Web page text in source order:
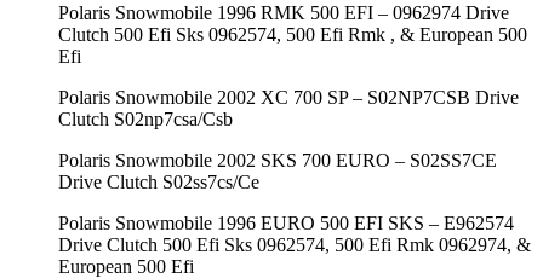
Polaris Snowmobile 1996 RMK 500 EFI – 0962974 Drive
Clutch 500 Efi Sks 0962574, 500 Efi Rmk , & European 500
Efi
Polaris Snowmobile 2002 XC 700 SP – S02NP7CSB Drive
Clutch S02np7csa/Csb
Polaris Snowmobile 2002 SKS 700 EURO – S02SS7CE
Drive Clutch S02ss7cs/Ce
Polaris Snowmobile 1996 EURO 500 EFI SKS – E962574
Drive Clutch 500 Efi Sks 0962574, 500 Efi Rmk 0962974, &
European 500 Efi